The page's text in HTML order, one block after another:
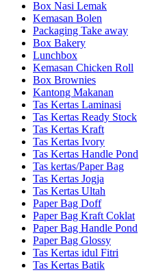
Box Nasi Lemak
Kemasan Bolen
Packaging Take away
Box Bakery
Lunchbox
Kemasan Chicken Roll
Box Brownies
Kantong Makanan
Tas Kertas Laminasi
Tas Kertas Ready Stock
Tas Kertas Kraft
Tas Kertas Ivory
Tas Kertas Handle Pond
Tas kertas/Paper Bag
Tas Kertas Jogja
Tas Kertas Ultah
Paper Bag Doff
Paper Bag Kraft Coklat
Paper Bag Handle Pond
Paper Bag Glossy
Tas Kertas idul Fitri
Tas Kertas Batik